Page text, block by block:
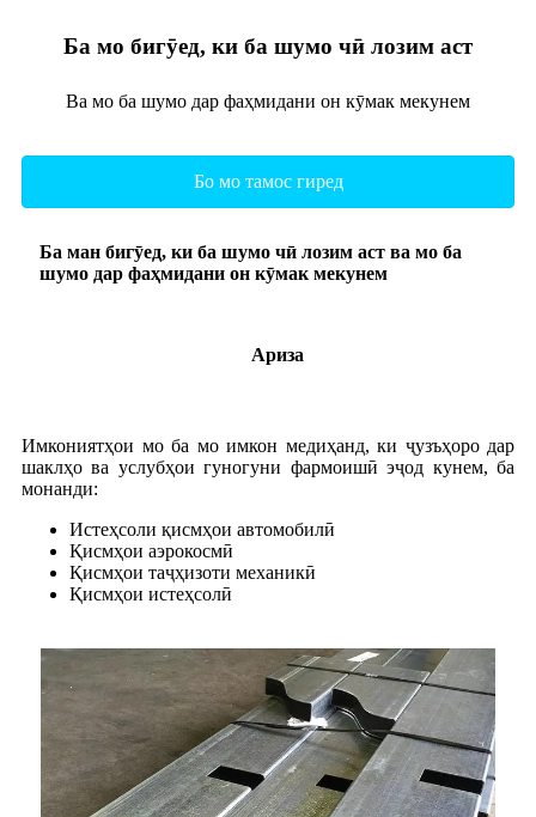
Ба мо бигӯед, ки ба шумо чӣ лозим аст
Ва мо ба шумо дар фаҳмидани он кӯмак мекунем
Бо мо тамос гиред
Ба ман бигӯед, ки ба шумо чӣ лозим аст ва мо ба
шумо дар фаҳмидани он кӯмак мекунем
Ариза
Имкониятҳои мо ба мо имкон медиҳанд, ки ҷузъҳоро дар
шаклҳо ва услубҳои гуногуни фармоишӣ эҷод кунем, ба
монанди:
Истеҳсоли қисмҳои автомобилӣ
Қисмҳои аэрокосмӣ
Қисмҳои таҷҳизоти механикӣ
Қисмҳои истеҳсолӣ